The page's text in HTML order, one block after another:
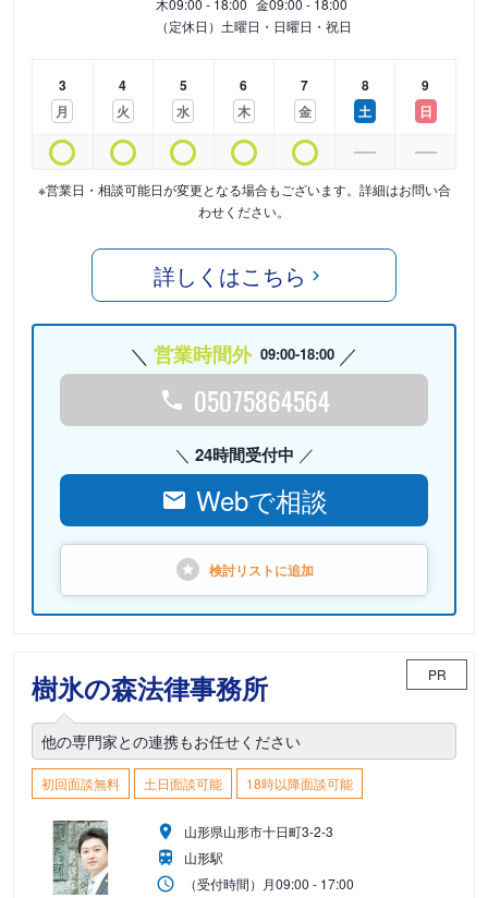
木09:00 - 18:00 金09:00 - 18:00
（定休日）土曜日・日曜日・祝日
3
月
4
火
5
水
6
木
7
金
8
土
9
日
※営業日・相談可能日が変更となる場合もございます。詳細はお問い合
わせください。
詳しくはこちら
営業時間外 09:00-18:00
05075864564
24時間受付中
Webで相談
検討リストに追加
樹氷の森法律事務所 PR
他の専門家との連携もお任せください
初回面談無料 土日面談可能 18時以降面談可能
山形県山形市十日町3-2-3
山形駅
（受付時間） 月09:00 - 17:00